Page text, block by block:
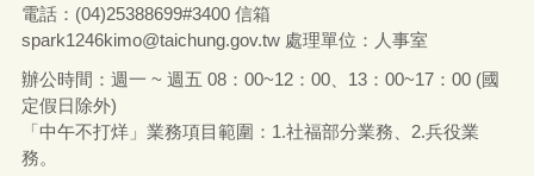
電話：(04)25388699#3400 信箱
spark1246kimo@taichung.gov.tw 處理單位：人事室
辦公時間：週一 ~ 週五 08：00~12：00、13：00~17：00 (國
定假日除外)
「中午不打烊」業務項目範圍：1.社福部分業務
2.兵役業
務。